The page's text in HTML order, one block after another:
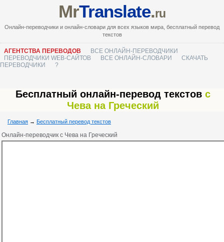
MrTranslate.ru
Онлайн-переводчики и онлайн-словари для всех языков мира, бесплатный перевод
текстов
АГЕНТСТВА ПЕРЕВОДОВ
ВСЕ ОНЛАЙН-ПЕРЕВОДЧИКИ
ПЕРЕВОДЧИКИ WEB-САЙТОВ
ВСЕ ОНЛАЙН-СЛОВАРИ
СКАЧАТЬ
ПЕРЕВОДЧИКИ
?
Бесплатный онлайн-перевод текстов с
Чева на Греческий
Главная → Бесплатный перевод текстов
Онлайн-переводчик с Чева на Греческий